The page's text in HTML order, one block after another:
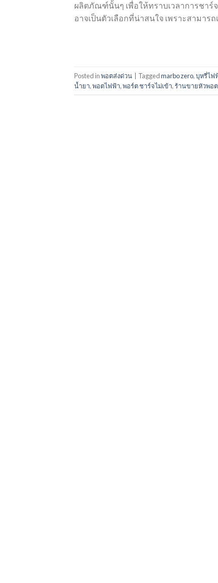
ผลิตภัณฑ์นั้นๆ เพื่อให้ทราบเวลาการชา
อาจเป็นตัวเลือกที่น่าสนใจ เพราะสามา
Posted inพอตส่งด่วน | Taggedmarbo zero,บุหรี่ไฟ
น้ำยา,พอตไฟฟ้า,พอร์ต ชาร์จไม่เข้า,ร้านขายหัวพอ